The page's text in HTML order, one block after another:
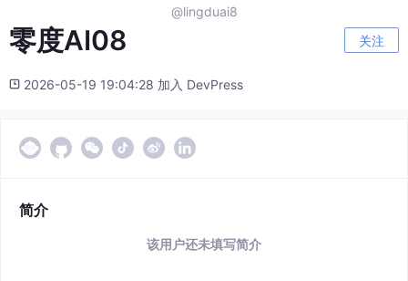
@lingduai8
零度AI08 关注
2026-05-19 19:04:28 加入 DevPress
简介
该用户还未填写简介